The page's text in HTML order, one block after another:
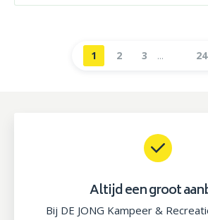
1 2 3 24
Altijd een groot
Bij DE JONG Kampeer &